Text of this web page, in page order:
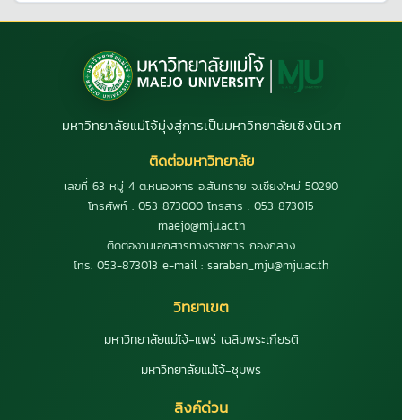
มหาวิทยาลัยแม่โจ้มุ่งสู่การเป็นมหาวิทยาลัยเชิงนิเวศ
ติดต่อมหาวิทยาลัย
เลขที่ 63 หมู่ 4 ต.หนองหาร อ.สันทราย จ.เชียงใหม่ 50290
โทรศัพท์ : 053 873000 โทรสาร : 053 873015
maejo@mju.ac.th
ติดต่องานเอกสารทางราชการ กองกลาง
โทร. 053-873013 e-mail : saraban_mju@mju.ac.th
วิทยาเขต
มหาวิทยาลัยแม่โจ้-แพร่ เฉลิมพระเกียรติ
มหาวิทยาลัยแม่โจ้-ชุมพร
ลิงค์ด่วน